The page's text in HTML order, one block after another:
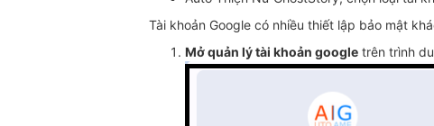
Tài khoản Google có nhiều thiết lập bảo mật
Mở quản lý tài khoản google trên trình